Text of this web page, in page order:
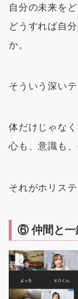
自分の未来を
どうすれば自
か。
そういう深い
体だけじゃなく
心も、意識も
それがホリス
⑥ 仲間と一